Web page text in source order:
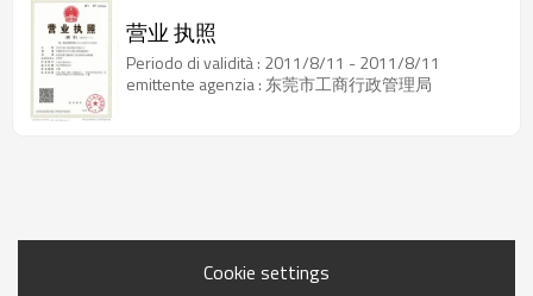
营业 执照
Periodo di validità : 2011/8/11 - 2011/8/11
emittente agenzia : 东莞市工商行政管理局
Cookie settings